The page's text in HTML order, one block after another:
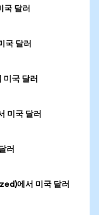
달러
국 달러
국 달러
미국 달러
러
에서 미국 달러